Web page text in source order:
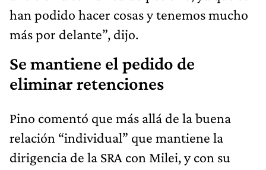
han podido hacer cosas y tenemos mucho
más por delante”, dijo.
Se mantiene el pedido de
eliminar retenciones
Pino comentó que más allá de la buena
relación “individual” que mantiene la
dirigencia de la SRA con Milei, y con su